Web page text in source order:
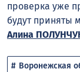
проверка уже
будут приняты
Алина
Воронежская